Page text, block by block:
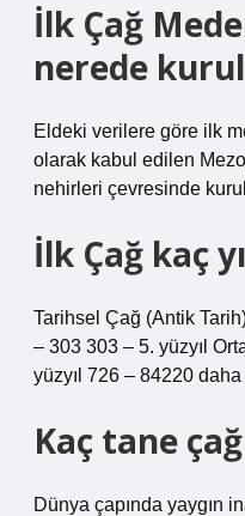
İlk Çağ
nerede
Eldeki verilere göre ilk
olarak kabul edilen
nehirleri çevresinde
İlk Çağ kaç
Tarihsel Çağ (Antik
– 303 303 – 5. yüzyıl
yüzyıl 726 – 84220 daha
Kaç tane
Dünya çapında yaygın